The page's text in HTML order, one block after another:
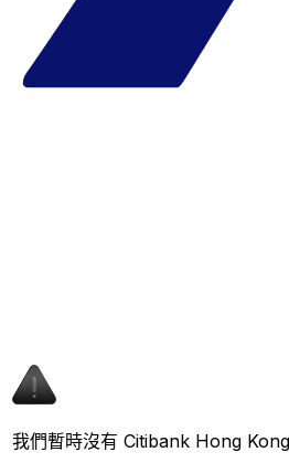
我們暫時沒有 Citibank Hong